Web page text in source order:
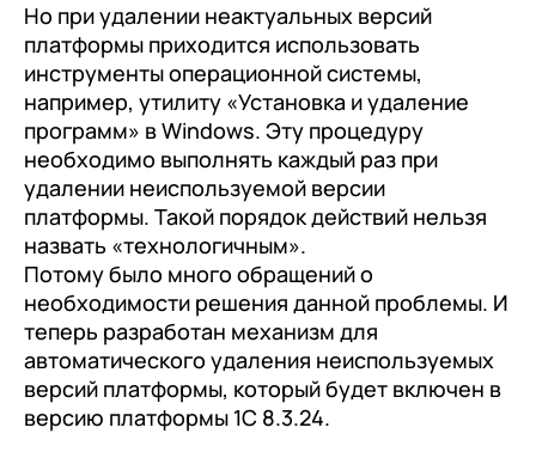
Но при удалении неактуальных версий
платформы приходится использовать
инструменты операционной системы,
например, утилиту «Установка и удаление
программ» в Windows. Эту процедуру
необходимо выполнять каждый раз при
удалении неиспользуемой версии
платформы. Такой порядок действий нельзя
назвать «технологичным».
Потому было много обращений о
необходимости решения данной проблемы. И
теперь разработан механизм для
автоматического удаления неиспользуемых
версий платформы, который будет включен в
версию платформы 1С 8.3.24.
WA:Финансист
Отраслевые решения
Легкая логистика
Бизнес-аналитика (BI)
1С:Аналитика
Управление взаимоотношениями с
клиентами (CRM)
1С:CRM
Лицензии 1С
Сервисы 1С